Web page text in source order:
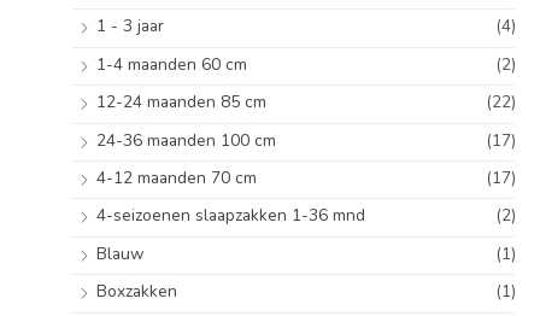
1 - 3 jaar
(4)
1-4 maanden 60 cm
(2)
12-24 maanden 85 cm
(22)
24-36 maanden 100 cm
(17)
4-12 maanden 70 cm
(17)
4-seizoenen slaapzakken 1-36 mnd
(2)
Blauw
(1)
Boxzakken
(1)